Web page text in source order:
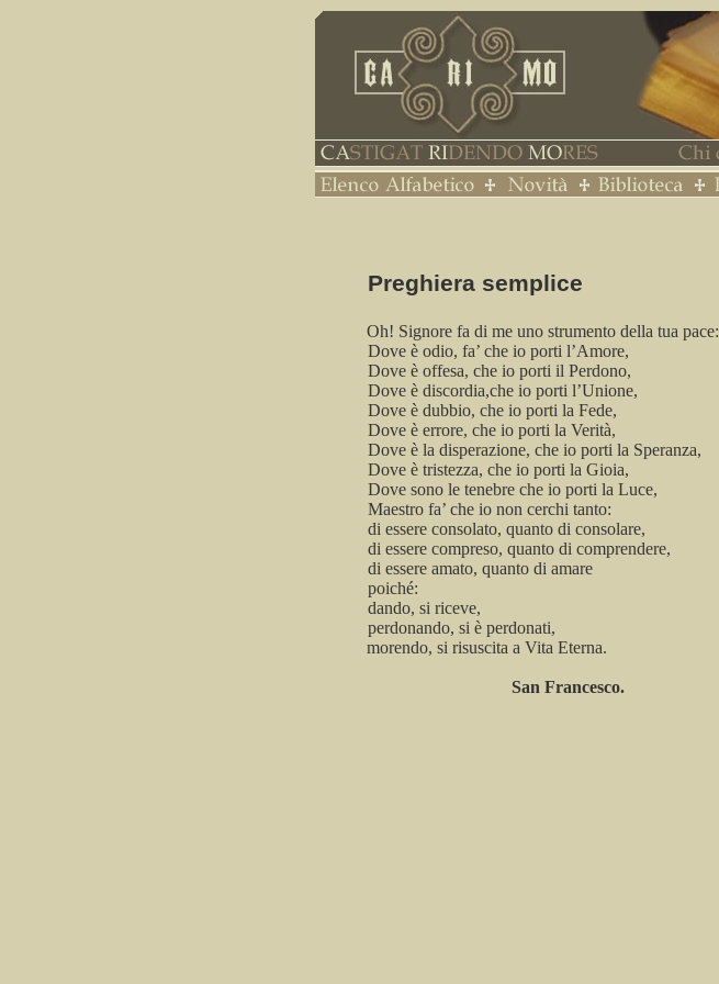
Preghiera semplice
Oh! Signore fa di me uno strumento della tua pace:
Dove è odio, fa’ che io porti l’Amore,
Doveè offesa, che io porti il Perdono,
Dove è discordia,che io porti l’Unione,
Doveè dubbio, che io porti la Fede,
Dove è errore, che io porti la Verità,
Dove è la disperazione, che io porti la Speranza,
Dove è tristezza, che io porti la Gioia,
Dove sono le tenebre che io porti la Luce,
Maestro fa’che io non cerchi tanto:
di essere consolato, quanto di consolare,
di essere compreso, quanto di comprendere,
di essere amato, quanto di amare
poiché:
dando, si riceve,
perdonando, si è perdonati,
morendo, si risuscita a Vita Eterna.
San Francesco.